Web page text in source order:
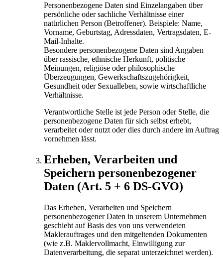
Personenbezogene Daten sind Einzelangaben über
persönliche oder sachliche Verhältnisse einer
natürlichen Person (Betroffener). Beispiele: Name,
Vorname, Geburtstag, Adressdaten, Vertragsdaten, E-
Mail-Inhalte.
Besondere personenbezogene Daten sind Angaben
über rassische, ethnische Herkunft, politische
Meinungen, religiöse oder philosophische
Überzeugungen, Gewerkschaftszugehörigkeit,
Gesundheit oder Sexualleben, sowie wirtschaftliche
Verhältnisse.
Verantwortliche Stelle ist jede Person oder Stelle, die
personenbezogene Daten für sich selbst erhebt,
verarbeitet oder nutzt oder dies durch andere im Auftrag
vornehmen lässt.
Erheben, Verarbeiten und
Speichern personenbezogener
Daten (Art. 5 + 6 DS-GVO)
Das Erheben, Verarbeiten und Speichern
personenbezogener Daten in unserem Unternehmen
geschieht auf Basis des von uns verwendeten
Maklerauftrages und den mitgeltenden Dokumenten
(wie z.B. Maklervollmacht, Einwilligung zur
Datenverarbeitung, die separat unterzeichnet werden).